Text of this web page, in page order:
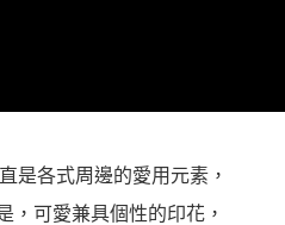
是各式周邊的愛用元素，
，可愛兼具個性的印花，